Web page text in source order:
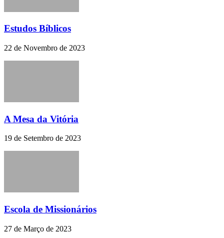
Estudos Bíblicos
22 de Novembro de 2023
A Mesa da Vitória
19 de Setembro de 2023
Escola de Missionários
27 de Março de 2023